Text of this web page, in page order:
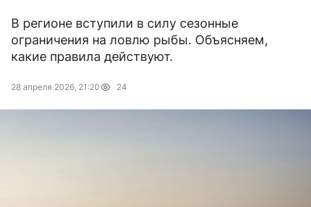
В регионе вступили в силу сезонные
ограничения на ловлю рыбы. Объясняем,
какие правила действуют.
28 апреля 2026, 21:20 24